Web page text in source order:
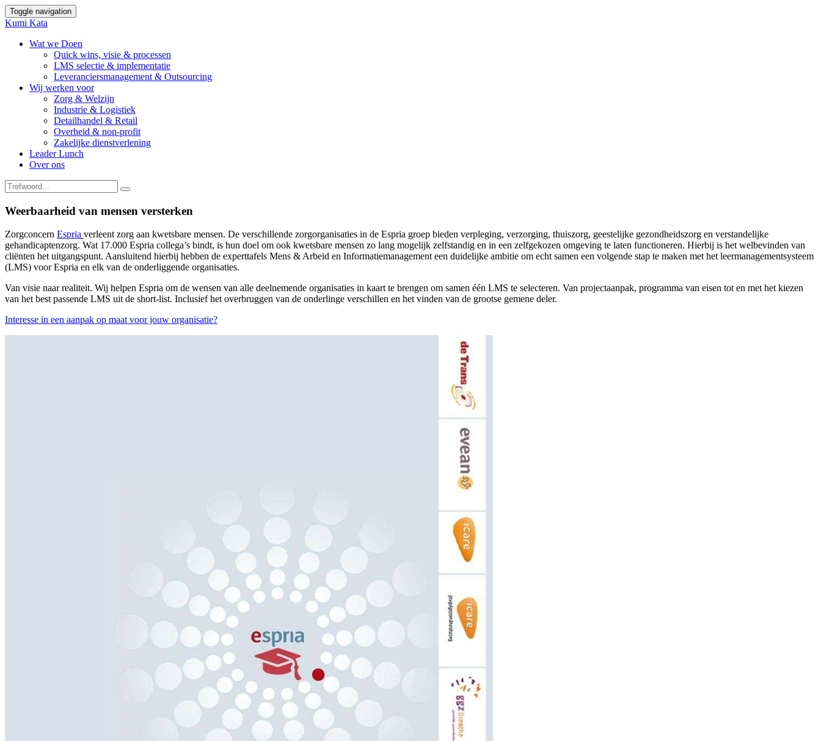
Toggle navigation
Kumi Kata
Wat we Doen
Quick wins, visie & processen
LMS selectie & implementatie
Leveranciersmanagement & Outsourcing
Wij werken voor
Zorg & Welzijn
Industrie & Logistiek
Detailhandel & Retail
Overheid & non-profit
Zakelijke dienstverlening
Leader Lunch
Over ons
Weerbaarheid van mensen versterken
Zorgconcern Espria verleent zorg aan kwetsbare mensen. De verschillende zorgorganisaties in de Espria groep bieden verpleging, verzorging, thuiszorg, geestelijke gezondheidszorg en verstandelijke
gehandicaptenzorg. Wat 17.000 Espria collega’s bindt, is hun doel om ook kwetsbare mensen zo lang mogelijk zelfstandig en in een zelfgekozen omgeving te laten functioneren. Hierbij is het welbevinden van
cliënten het uitgangspunt. Aansluitend hierbij hebben de experttafels Mens & Arbeid en Informatiemanagement een duidelijke ambitie om echt samen een volgende stap te maken met het leermanagementsysteem
(LMS) voor Espria en elk van de onderliggende organisaties.
Van visie naar realiteit. Wij helpen Espria om de wensen van alle deelnemende organisaties in kaart te brengen om samen één LMS te selecteren. Van projectaanpak, programma van eisen tot en met het kiezen
van het best passende LMS uit de short-list. Inclusief het overbruggen van de onderlinge verschillen en het vinden van de grootse gemene deler.
Interesse in een aanpak op maat voor jouw organisatie?